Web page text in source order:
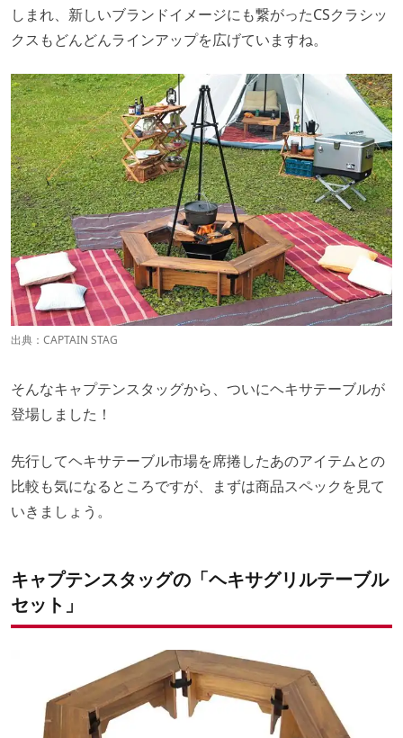
しまれ、新しいブランドイメージにも繋がったCSクラシッ
クス もどんどんラインアップを広げていますね。
出典： CAPTAIN STAG
そんなキャプテンスタッグから、ついにヘキサテーブルが
登場しました！
先行してヘキサテーブル市場を席捲したあのアイテムとの
比較も気になるところですが、まずは商品スペックを見て
いきましょう。
キャプテンスタッグの「ヘキサグリルテーブル
セット」